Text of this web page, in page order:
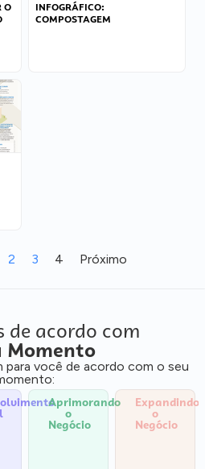
O
INFOGRÁFICO:
COMPOSTAGEM
2 3 4 Próximo
de acordo com
Momento
para você de acordo com o seu
Aprimorando
o
Negócio
Expandindo
o
Negócio